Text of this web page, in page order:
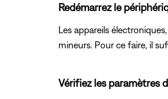
Redémarrez le
Les appareils
mineurs. Pour ce faire, il
Vérifiez les paramètres